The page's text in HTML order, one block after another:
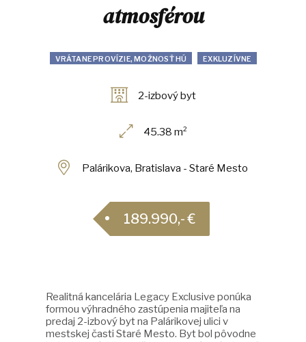
atmosférou
VRÁTANE PROVÍZIE, MOŽNOSŤ HÚ EXKLUZÍVNE
2-izbový byt
45.38 m²
Palárikova, Bratislava - Staré Mesto
189.990,- €
Realitná kancelária Legacy Exclusive ponúka
formou výhradného zastúpenia majiteľa na
predaj 2-izbový byt na Palárikovej ulici v
mestskej časti Staré Mesto. Byt bol pôvodne